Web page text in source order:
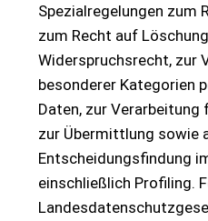
Spezialregelungen zum
zum Recht auf
Widerspruchsrecht, zur
besonderer Kategorien
Daten, zur Verarbeitung
zur Übermittlung sowie
Entscheidungsfindung
einschließlich Profiling.